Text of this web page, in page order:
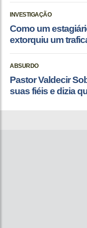
INVESTIGAÇÃO
Como um
extorquiu um
ABSURDO
Pastor Valdecir
suas fiéis e dizia